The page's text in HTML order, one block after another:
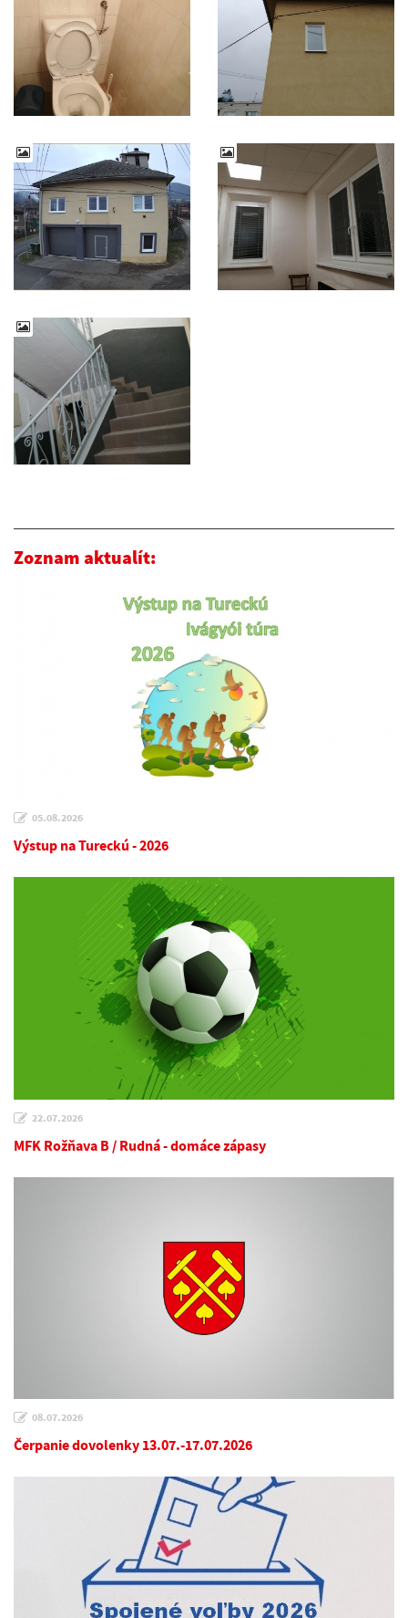
Zoznam aktualít:
05.08.2026
Výstup na Tureckú - 2026
22.07.2026
MFK Rožňava B / Rudná - domáce zápasy
08.07.2026
Čerpanie dovolenky 13.07.-17.07.2026